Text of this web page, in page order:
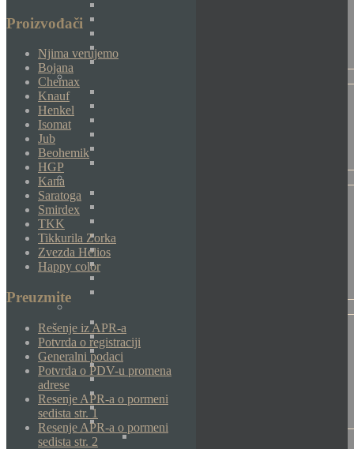
Proizvođači
Njima verujemo
Bojana
Chemax
Knauf
Henkel
Isomat
Jub
Beohemik
HGP
Kana
Saratoga
Smirdex
TKK
Tikkurila Zorka
Zvezda Helios
Happy color
Preuzmite
Rešenje iz APR-a
Potvrda o registraciji
Generalni podaci
Potvrda o PDV-u promena
adrese
Resenje APR-a o pormeni
sedista str. 1
Resenje APR-a o pormeni
sedista str. 2